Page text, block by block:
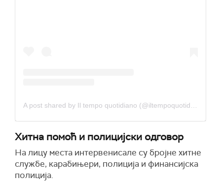
Хитна помоћ и полицијски одговор
На лицу места интервенисале су бројне хитне
службе, карабињери, полиција и финансијска
полиција.